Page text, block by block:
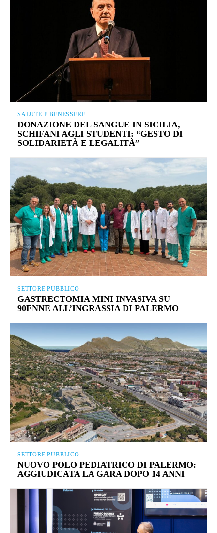
SALUTE E BENESSERE
DONAZIONE DEL SANGUE IN SICILIA,
SCHIFANI AGLI STUDENTI: “GESTO DI
SOLIDARIETÀ E LEGALITÀ”
SETTORE PUBBLICO
GASTRECTOMIA MINI INVASIVA SU
90ENNE ALL’INGRASSIA DI PALERMO
SETTORE PUBBLICO
NUOVO POLO PEDIATRICO DI PALERMO:
AGGIUDICATA LA GARA DOPO 14 ANNI